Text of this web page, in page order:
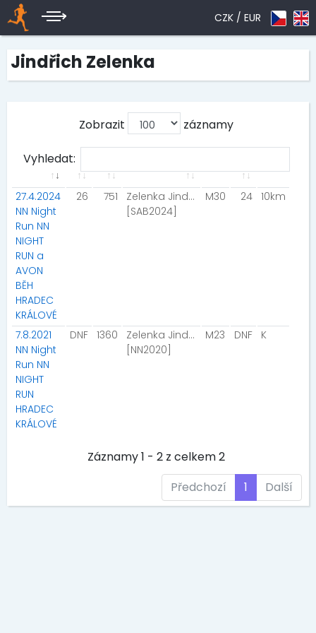
CZK / EUR
Jindřich Zelenka
Zobrazit záznamy
Vyhledat:
27.4.2024
NN Night
Run NN
NIGHT
RUN a
AVON
BĚH
HRADEC
KRÁLOVÉ
26 751
Zelenka Jindřich
[SAB2024]
M30 24 10km
7.8.2021
NN Night
Run NN
NIGHT
RUN
HRADEC
KRÁLOVÉ
DNF 1360
Zelenka Jindřich
[NN2020]
M23 DNF K
Záznamy 1 - 2 z celkem 2
Předchozí
1 Další